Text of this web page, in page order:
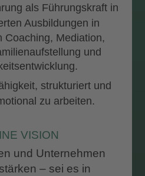
als Führungskraft in
Ausbildungen in
Coaching, Mediation,
und
strukturiert und
zu arbeiten.
VISION
und Unternehmen
– sei es in